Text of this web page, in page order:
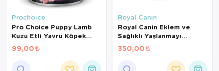
Prochoice
Pro Choice Puppy Lamb
Kuzu Etli Yavru Köpek
Konservesi 400 Gr
99,00
Royal Canın
Royal Canin Eklem ve
Sağlıklı Yaşlanmayı
Destekleyen Tamamlayıcı
Yetişkin Köpek Ödül
350,00